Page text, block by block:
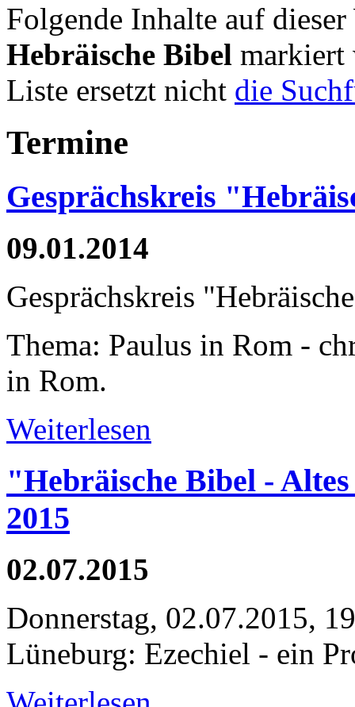
Folgende Inhalte auf
Hebräische Bibel markiert
Liste ersetzt nicht die
Termine
Gesprächskreis
09.01.2014
Gesprächskreis
Thema: Paulus in Rom -
in Rom.
Weiterlesen
"Hebräische Bibel -
2015
02.07.2015
Donnerstag, 02.07.2015,
Lüneburg: Ezechiel - ein